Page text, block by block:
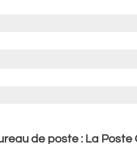
de poste : La Poste